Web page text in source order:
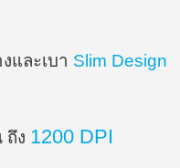
และเบา Slim Design
ถึง 1200 DPI